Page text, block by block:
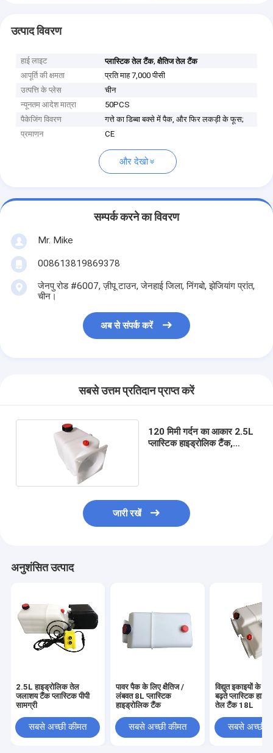
उत्पाद विवरण
हाई लाइट प्लास्टिक तेल टैंक,क्षैतिज तेल टैंक
आपूर्ति की क्षमता
प्रति माह 7,000 पीसी
उत्पत्ति के प्लेस
चीन
न्यूनतम आदेश मात्रा
50PCS
पैकेजिंग विवरण
गत्ते का डिब्बा बक्से में पैक, और फिर लकड़ी के फूस;
प्रमाणन
CE
और देखो
सम्पर्क करने का विवरण
Mr. Mike
008613819869378
जेनपु रोड #6007, ज़ीपू टाउन, जेनहाई जिला, निंगबो, झेजियांग प्रांत,
चीन।
अब से संपर्क करें
सबसे उत्तम प्रतिदान प्राप्त करें
120 मिमी गर्दन का आकार 2.5L
प्लास्टिक हाइड्रोलिक टैंक,
जारी रखें
अनुशंसित उत्पाद
2.5L हाइड्रोलिक तेल
जलाशय टैंक प्लास्टिक पीपी
सामग्री
सबसे अच्छी कीमत
पावर पैक के लिए क्षैतिज /
लंबवत 8L प्लास्टिक
हाइड्रोलिक टैंक
सबसे अच्छी कीमत
विद्युत इकाइयों के
बढ़ते प्लास्टिक
तेल टैंक 18L
सबसे अच्छी